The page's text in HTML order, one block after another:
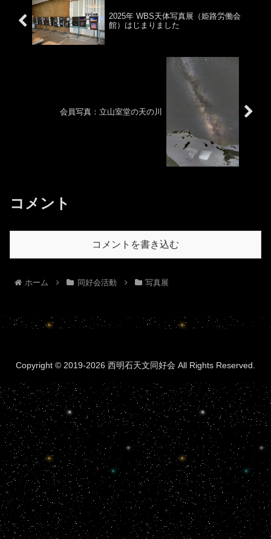
2025年 WBS天体写真展（姫路労働会
館）はじまりました
会員写真：立山室堂の天の川
コメント
コメントを書き込む
ホーム 同好会活動 写真展
Copyright © 2019-2026 西明石天文同好会 All Rights Reserved.